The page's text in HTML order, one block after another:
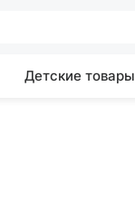
Детские товары